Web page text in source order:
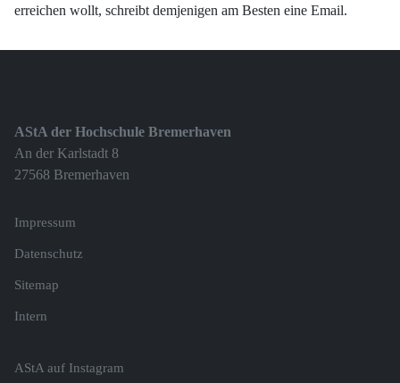
erreichen wollt, schreibt demjenigen am Besten eine Email.
AStA der Hochschule Bremerhaven
An der Karlstadt 8
27568 Bremerhaven
Impressum
Datenschutz
Sitemap
Intern
AStA auf Instagram